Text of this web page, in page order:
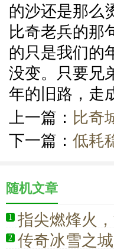
的沙还是那么
比奇老兵的那
的只是我们的
没变。只要兄
年的旧路，走
上一篇： 比奇
下一篇： 低耗
随机文章
1
指尖燃烽火
对决
2 传奇冰雪之